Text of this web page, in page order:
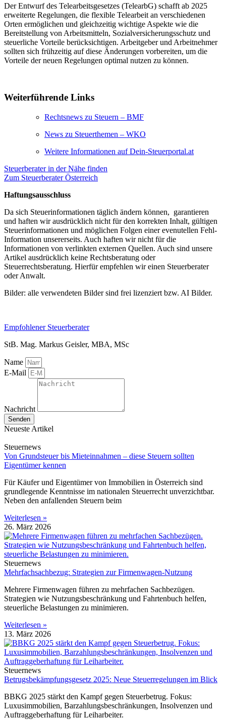
Der Entwurf des Telearbeitsgesetzes (TelearbG) schafft ab 2025
erweiterte Regelungen, die flexible Telearbeit an verschiedenen
Orten ermöglichen und gleichzeitig wichtige Aspekte wie die
Bereitstellung von Arbeitsmitteln, Sozialversicherungsschutz und
steuerliche Vorteile berücksichtigen. Arbeitgeber und Arbeitnehmer
sollten sich frühzeitig auf diese Änderungen vorbereiten, um die
Vorteile der neuen Regelungen optimal nutzen zu können.
Weiterführende Links
Rechtsnews zu Steuern – BMF
News zu Steuerthemen – WKO
Weitere Informationen auf Dein-Steuerportal.at
Steuerberater in der Nähe finden
Zum Steuerberater Österreich
Haftungsausschluss
Da sich Steuerinformationen täglich ändern können, garantieren
und haften wir ausdrücklich nicht für den korrekten Inhalt, gültigen
Steuerinformationen und möglichen Folgen einer evenutellen Fehl-
Information unsererseits. Auch haften wir nicht für die
Informationen von verlinkten externen Quellen. Auch sind unsere
Artikel ausdrücklich keine Rechtsberatung oder
Steuerrechtsberatung. Hierfür empfehlen wir einen Steuerberater
oder Anwalt.
Bilder: alle verwendeten Bilder sind frei lizenziert bzw. AI Bilder.
Empfohlener Steuerberater
StB. Mag. Markus Geisler, MBA, MSc
Name
E-Mail
Nachricht
Senden
Neueste Artikel
Steuernews
Von Grundsteuer bis Mieteinnahmen – diese Steuern sollten
Eigentümer kennen
Für Käufer und Eigentümer von Immobilien in Österreich sind
grundlegende Kenntnisse im nationalen Steuerrecht unverzichtbar.
Neben den anfallenden Steuern beim
Weiterlesen »
26. März 2026
Steuernews
Mehrfachsachbezug: Strategien zur Firmenwagen-Nutzung
Mehrere Firmenwagen führen zu mehrfachen Sachbezügen.
Strategien wie Nutzungsbeschränkung und Fahrtenbuch helfen,
steuerliche Belastungen zu minimieren.
Weiterlesen »
13. März 2026
Steuernews
Betrugsbekämpfungsgesetz 2025: Neue Steuerregelungen im Blick
BBKG 2025 stärkt den Kampf gegen Steuerbetrug. Fokus:
Luxusimmobilien, Barzahlungsbeschränkungen, Insolvenzen und
Auftraggeberhaftung für Leiharbeiter.